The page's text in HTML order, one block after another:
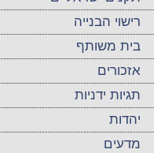
רישוי הבנייה
בית משותף
אזכורים
תגיות ידניות
יהדות
מדעים